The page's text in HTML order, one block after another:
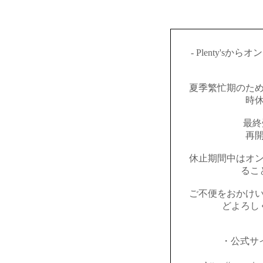
- Plenty'sからオ
夏季繁忙期のた
時
最
再
休止期間中はオ
るこ
ご不便をおかけ
どよろし
・公式サ